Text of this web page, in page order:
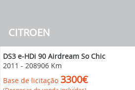
CITROEN
DS3 e-HDi 90 Airdream So Chic
2011 - 208906 Km
Base de licitação 3300€